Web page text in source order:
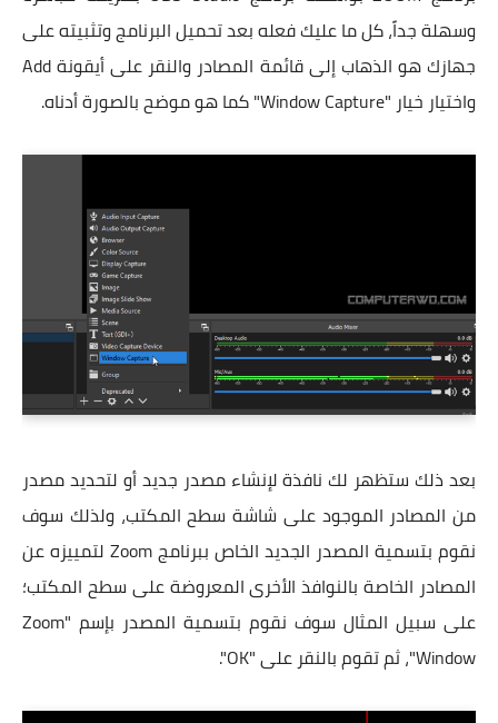
وسهلة جداً، كل ما عليك فعله بعد تحميل البرنامج وتثبيته على
جهازك هو الذهاب إلى قائمة المصادر والنقر على أيقونة Add
واختيار خيار "Window Capture" كما هو موضح بالصورة أدناه.
بعد ذلك ستظهر لك نافذة لإنشاء مصدر جديد أو لتحديد مصدر
من المصادر الموجود على شاشة سطح المكتب، ولذلك سوف
نقوم بتسمية المصدر الجديد الخاص ببرنامج Zoom لتمييزه عن
المصادر الخاصة بالنوافذ الأخرى المعروضة على سطح المكتب؛
على سبيل المثال سوف نقوم بتسمية المصدر بإسم "Zoom
Window"، ثم تقوم بالنقر على "OK".